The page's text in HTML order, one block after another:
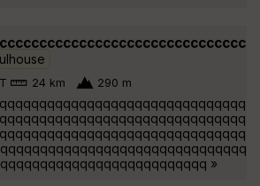
24 km 290 m
»